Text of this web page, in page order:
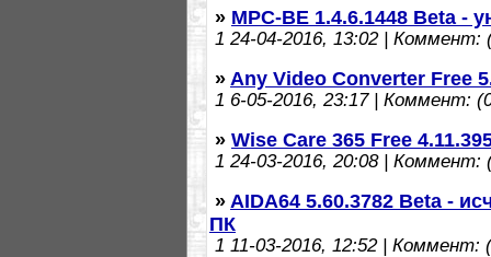
» MPC-BE 1.4.6.1448 Beta -
1 24-04-2016, 13:02 | Коммент:
» Any Video Converter Free
1 6-05-2016, 23:17 | Коммент:
» Wise Care 365 Free
1 24-03-2016, 20:08 | Коммент:
» AIDA64 5.60.3782 Beta -
ПК
1 11-03-2016, 12:52 | Коммент: